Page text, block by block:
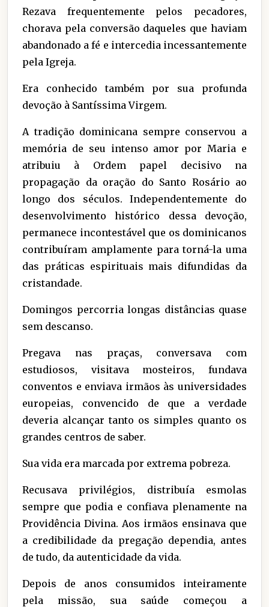
Rezava frequentemente pelos pecadores,
chorava pela conversão daqueles que haviam
abandonado a fé e intercedia incessantemente
pela Igreja.
Era conhecido também por sua profunda
devoção à Santíssima Virgem.
A tradição dominicana sempre conservou a
memória de seu intenso amor por Maria e
atribuiu à Ordem papel decisivo na
propagação da oração do Santo Rosário ao
longo dos séculos. Independentemente do
desenvolvimento histórico dessa devoção,
permanece incontestável que os dominicanos
contribuíram amplamente para torná-la uma
das práticas espirituais mais difundidas da
cristandade.
Domingos percorria longas distâncias quase
sem descanso.
Pregava nas praças, conversava com
estudiosos, visitava mosteiros, fundava
conventos e enviava irmãos às universidades
europeias, convencido de que a verdade
deveria alcançar tanto os simples quanto os
grandes centros de saber.
Sua vida era marcada por extrema pobreza.
Recusava privilégios, distribuía esmolas
sempre que podia e confiava plenamente na
Providência Divina. Aos irmãos ensinava que
a credibilidade da pregação dependia, antes
de tudo, da autenticidade da vida.
Depois de anos consumidos inteiramente
pela missão, sua saúde começou a